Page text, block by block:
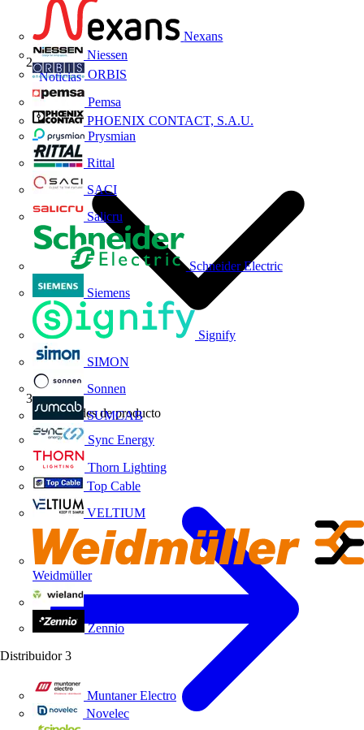
Nexans
Niessen
ORBIS
Pemsa
PHOENIX CONTACT, S.A.U.
Prysmian
Rittal
SACI
Salicru
Schneider Electric
Siemens
Signify
SIMON
Sonnen
SUMCAB
Sync Energy
Thorn Lighting
Top Cable
VELTIUM
Weidmüller
Zennio
Distribuidor 3
Muntaner Electro
Novelec
Noticias
Novedades de producto